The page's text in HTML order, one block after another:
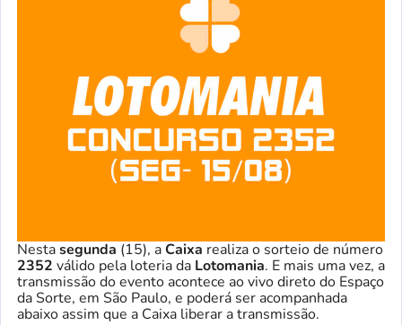
Nestasegunda (15), aCaixa realiza o sorteio de número
2352 válido pela loteria da Lotomania. E mais uma vez, a
transmissão do evento acontece ao vivo direto do Espaço
da Sorte, em São Paulo, e poderá ser acompanhada
abaixo assim que a Caixa liberar a transmissão.